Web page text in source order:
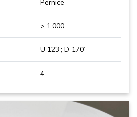
Pernice
> 1.000
U 123’; D 170’
4